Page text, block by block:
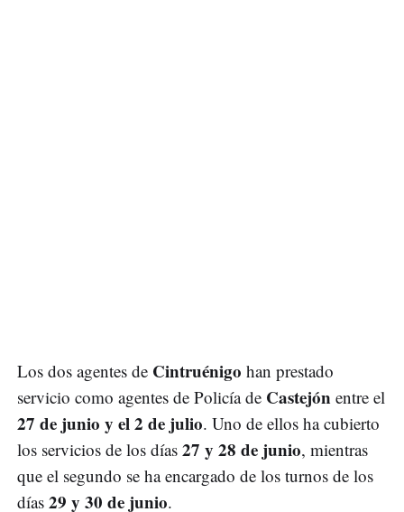
Los dos agentes de Cintruénigo han prestado
servicio como agentes de Policía de Castejón entre el
27 de junio y el 2 de julio. Uno de ellos ha cubierto
los servicios de los días 27 y 28 de junio, mientras
que el segundo se ha encargado de los turnos de los
días 29 y 30 de junio.